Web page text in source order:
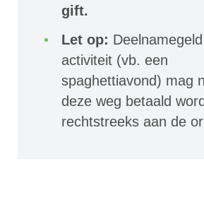
gift.
Let op:
activiteit (vb. een
spaghettiavond) mag
deze weg betaald
rechtstreeks aan de